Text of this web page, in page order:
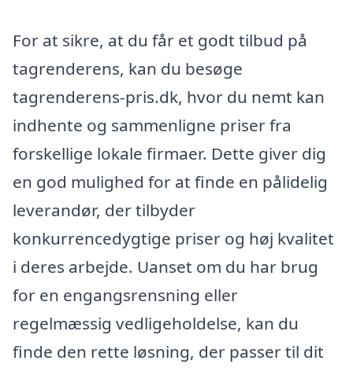
For at sikre, at du får et godt tilbud på
tagrenderens, kan du besøge
tagrenderens-pris.dk, hvor du nemt kan
indhente og sammenligne priser fra
forskellige lokale firmaer. Dette giver dig
en god mulighed for at finde en pålidelig
leverandør, der tilbyder
konkurrencedygtige priser og høj kvalitet
i deres arbejde. Uanset om du har brug
for en engangsrensning eller
regelmæssig vedligeholdelse, kan du
finde den rette løsning, der passer til dit